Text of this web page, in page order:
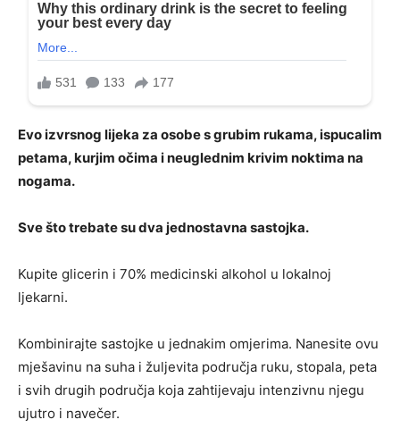
Evo izvrsnog lijeka za osobe s grubim rukama, ispucalim
petama, kurjim očima i neuglednim krivim noktima na
nogama.
Sve što trebate su dva jednostavna sastojka.
Kupite glicerin i 70% medicinski alkohol u lokalnoj
ljekarni.
Kombinirajte sastojke u jednakim omjerima. Nanesite ovu
mješavinu na suha i žuljevita područja ruku, stopala, peta
i svih drugih područja koja zahtijevaju intenzivnu njegu
ujutro i navečer.